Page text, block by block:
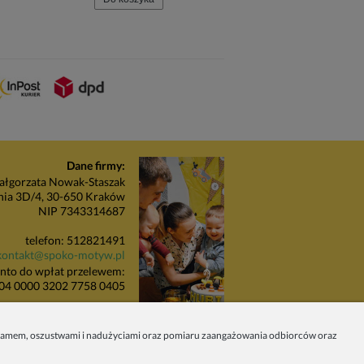
Dane firmy:
Nowak-Staszak
3D/4, 30-650 Kraków
NIP 7343314687
telefon: 512821491
motyw.pl
do wpłat przelewem:
0000 3202 7758 0405
Spoko Motyw
szlabanem, wejście z
oszustwami i nadużyciami oraz pomiaru zaangażowania odbiorców oraz